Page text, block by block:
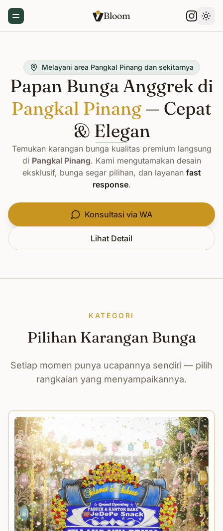
Toggle Menu Bloom
Melayani area Pangkal Pinang dan sekitarnya
Papan Bunga Anggrek di
Pangkal Pinang — Cepat
& Elegan
Temukan karangan bunga kualitas premium langsung
di Pangkal Pinang. Kami mengutamakan desain
eksklusif, bunga segar pilihan, dan layanan fast
response.
Konsultasi via WA
Lihat Detail
KATEGORI
Pilihan Karangan Bunga
Setiap momen punya ucapannya sendiri — pilih
rangkaian yang menyampaikannya.